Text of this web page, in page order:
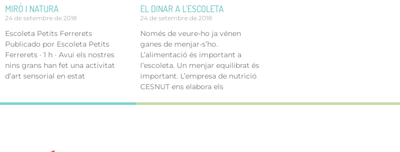
MIRÓ I NATURA
24 de setembre de 2018
Escoleta Petits Ferrerets
Publicado por Escoleta Petits
Ferrerets · 1 h · Avui els nostres
nins grans han fet una activitat
d’art sensorial en estat
EL DINAR A L’ESCOLETA
24 de setembre de 2018
Només de veure-ho ja vénen
ganes de menjar-s’ho.
L’alimentació és important a
l’escoleta. Un menjar equilibrat és
important. L’empresa de nutrició
CESNUT ens elabora els